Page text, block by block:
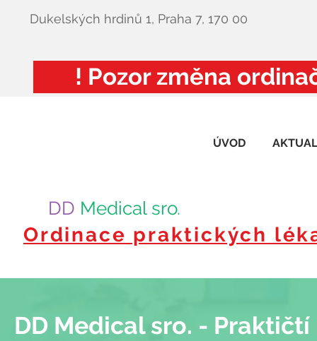
Dukelských hrdinů 1, Praha 7, 170 00
! Pozor změna
ÚVOD
DD Medical sro.
Ordinace praktických
DD Medical sro. -